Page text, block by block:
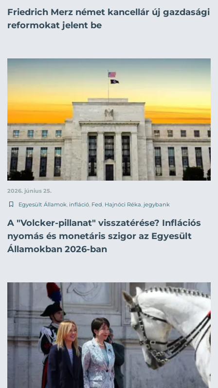
Friedrich Merz német kancellár új gazdasági
reformokat jelent be
2026. június 25.
Egyesült Államok, infláció, Fed, Hajnóci Réka, jegybank
A "Volcker-pillanat" visszatérése? Inflációs
nyomás és monetáris szigor az Egyesült
Államokban 2026-ban